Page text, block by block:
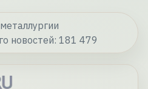
новостей: 181 479